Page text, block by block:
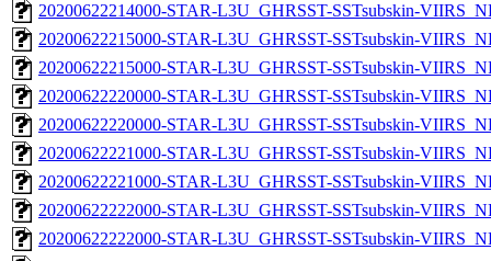
20200622214000-STAR-L3U_GHRSST-SSTsubskin-
20200622215000-STAR-L3U_GHRSST-SSTsubskin-
20200622215000-STAR-L3U_GHRSST-SSTsubskin-
20200622220000-STAR-L3U_GHRSST-SSTsubskin-
20200622220000-STAR-L3U_GHRSST-SSTsubskin-
20200622221000-STAR-L3U_GHRSST-SSTsubskin-
20200622221000-STAR-L3U_GHRSST-SSTsubskin-
20200622222000-STAR-L3U_GHRSST-SSTsubskin-
20200622222000-STAR-L3U_GHRSST-SSTsubskin-